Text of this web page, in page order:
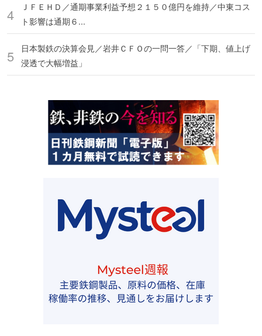
ＪＦＥＨＤ／通期事業利益予想２１５０億円を維持／中東コス
ト影響は通期６...
日本製鉄の決算会見／岩井ＣＦＯの一問一答／「下期、値上げ
浸透で大幅増益」